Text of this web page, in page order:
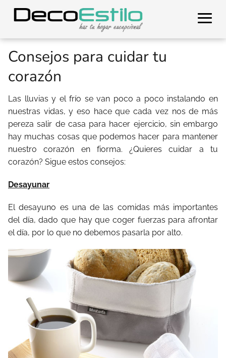
Consejos para cuidar tu
corazón
Las lluvias y el frío se van poco a poco instalando en
nuestras vidas, y eso hace que cada vez nos de más
pereza salir de casa para hacer ejercicio, sin embargo
hay muchas cosas que podemos hacer para mantener
nuestro corazón en fiorma. ¿Quieres cuidar a tu
corazón? Sigue estos consejos:
Desayunar
El desayuno es una de las comidas más importantes
del día, dado que hay que coger fuerzas para afrontar
el día, por lo que no debemos pasarla por alto.